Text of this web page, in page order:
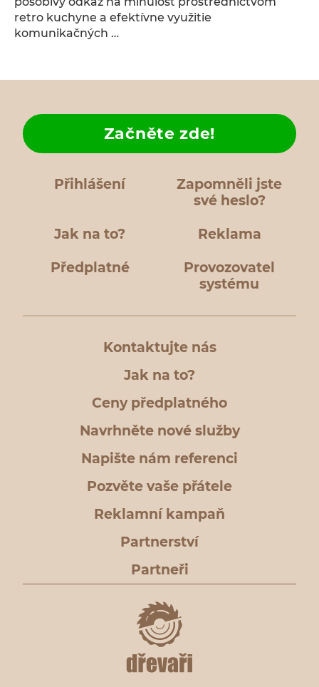
retro kuchyne a efektívne využitie
komunikačných …
Přihlášení
Zapomněli jste
své heslo?
Jak na to?
Začněte zde!
Reklama
Předplatné
Provozovatel
systému
Kontaktujte nás
Jak na to?
Ceny předplatného
Navrhněte nové služby
Napište nám referenci
Pozvěte vaše přátele
Reklamní kampaň
Partnerství
Partneři